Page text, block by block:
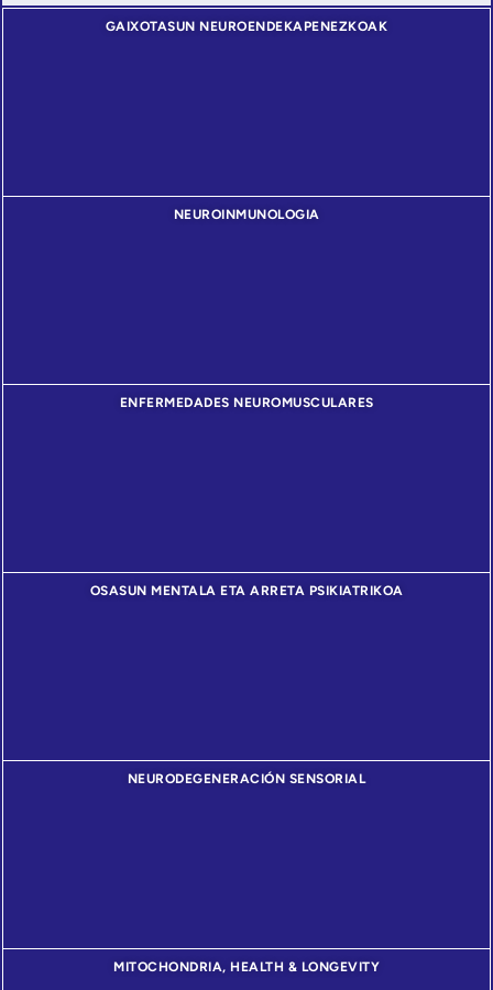
GAIXOTASUN NEUROENDEKAPENEZKOAK
NEUROINMUNOLOGIA
ENFERMEDADES NEUROMUSCULARES
OSASUN MENTALA ETA ARRETA PSIKIATRIKOA
NEURODEGENERACIÓN SENSORIAL
MITOCHONDRIA, HEALTH & LONGEVITY